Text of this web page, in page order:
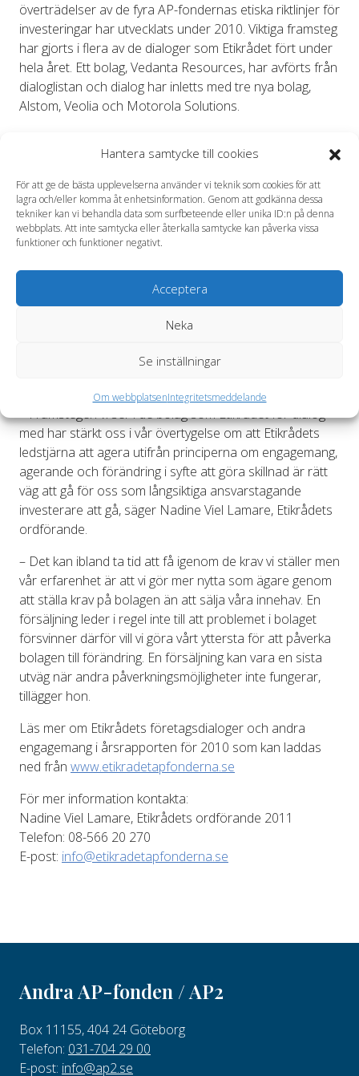
Hantera samtycke till cookies
För att ge de bästa upplevelserna använder vi teknik som cookies för att
lagra och/eller komma åt enhetsinformation. Genom att godkänna dessa
tekniker kan vi behandla data som surfbeteende eller unika ID:n på denna
webbplats. Att inte samtycka eller återkalla samtycke kan påverka vissa
funktioner och funktioner negativt.
Acceptera
Neka
Se inställningar
Om webbplatsenIntegritetsmeddelande
överträdelser av de fyra AP-fondernas etiska riktlinjer för
investeringar har utvecklats under 2010. Viktiga framsteg
har gjorts i flera av de dialoger som Etikrådet fört under
hela året. Ett bolag, Vedanta Resources, har avförts från
dialoglistan och dialog har inletts med tre nya bolag,
Alstom, Veolia och Motorola Solutions.
övertygelse om vikten av att ta ägaransvar och handla
utifrån principerna om engagemang, agerande och
förändring med syfte att göra skillnad. Principerna och
grunderna för Etikrådets engagemang har preciserats i
fondernas värdegrund som vidareutvecklats under året.
Etikrådets resurser och nätverk har förstärkts under
2010 och John Howchin har anställts som
generalsekreterare. Förstärkningen innebär att Etikrådet
kan agera mer proaktivt genom att aktivt leda och delta i
öka transparensen, agera mer ansvarsfullt samt
– Framstegen vi ser i de bolag som Etikrådet för dialog
med har stärkt oss i vår övertygelse om att Etikrådets
ledstjärna att agera utifrån principerna om engagemang,
agerande och förändring i syfte att göra skillnad är rätt
väg att gå för oss som långsiktiga ansvarstagande
investerare att gå, säger Nadine Viel Lamare, Etikrådets
ordförande.
– Det kan ibland ta tid att få igenom de krav vi ställer men
vår erfarenhet är att vi gör mer nytta som ägare genom
att ställa krav på bolagen än att sälja våra innehav. En
försäljning leder i regel inte till att problemet i bolaget
försvinner därför vill vi göra vårt yttersta för att påverka
bolagen till förändring. En försäljning kan vara en sista
utväg när andra påverkningsmöjligheter inte fungerar,
tillägger hon.
Läs mer om Etikrådets företagsdialoger och andra
engagemang i årsrapporten för 2010 som kan laddas
ned från www.etikradetapfonderna.se
För mer information kontakta:
Nadine Viel Lamare, Etikrådets ordförande 2011
Telefon: 08-566 20 270
E-post: info@etikradetapfonderna.se
Andra AP-fonden / AP2
Box 11155, 404 24 Göteborg
Telefon: 031-704 29 00
E-post: info@ap2.se